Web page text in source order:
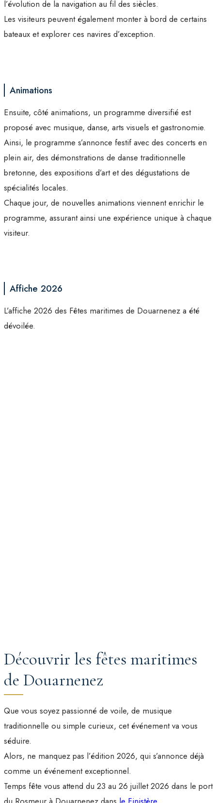
l’évolution de la navigation au fil des siècles.
Les visiteurs peuvent également monter à bord de certains
bateaux et explorer ces navires d’exception.
Animations
Ensuite, côté animations, un programme diversifié est
proposé avec musique, danse, arts visuels et gastronomie.
Ainsi, le programme s’annonce festif avec des concerts en
plein air, des démonstrations de danse traditionnelle
bretonne, des expositions d’art et des dégustations de
spécialités locales.
Chaque jour, de nouvelles animations viennent enrichir le
programme, assurant ainsi une expérience unique à chaque
visiteur.
Affiche 2026
L’affiche 2026 des Fêtes maritimes de Douarnenez a été
dévoilée.
Découvrir les fêtes maritimes
de Douarnenez
Que vous soyez passionné de voile, de musique
traditionnelle ou simple curieux, cet événement va vous
séduire.
Alors, ne manquez pas l’édition 2026, qui s’annonce déjà
comme un événement exceptionnel.
Temps fête vous attend du 23 au 26 juillet 2026 dans le port